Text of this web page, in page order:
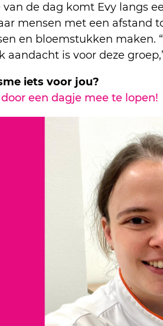
de dag komt Evy langs
mensen met een afstand
en bloemstukken maken.
aandacht is voor deze
iets voor jou?
een dagje mee te lopen!